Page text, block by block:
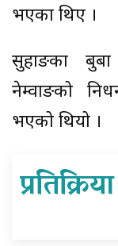
भएका थिए ।
सुहाङका
नेम्वाङको
भएको थियो ।
प्रतिक्रिया